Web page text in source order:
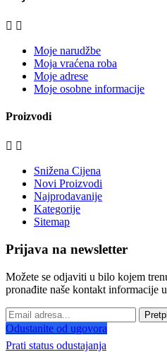
 
Moje narudžbe
Moja vraćena roba
Moje adrese
Moje osobne informacije
Proizvodi
 
Snižena Cijena
Novi Proizvodi
Najprodavanije
Kategorije
Sitemap
Prijava na newsletter
Možete se odjaviti u bilo kojem
pronađite naše kontakt informacije
Odustanite od ugovora
Prati status odustajanja